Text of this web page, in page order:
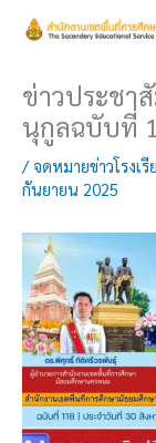
ข่าวประชา
นุกูลฉบับที่
/จดหมายข่าวโรงเ
กันยายน 2025